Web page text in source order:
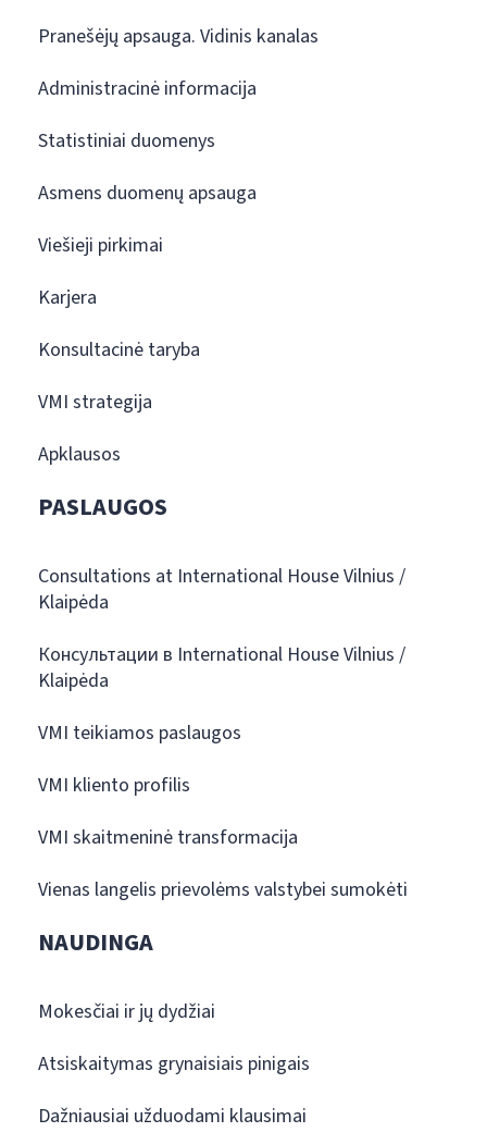
Pranešėjų apsauga. Vidinis kanalas
Administracinė informacija
Statistiniai duomenys
Asmens duomenų apsauga
Viešieji pirkimai
Karjera
Konsultacinė taryba
VMI strategija
Apklausos
PASLAUGOS
Consultations at International House Vilnius /
Klaipėda
Консультации в International House Vilnius /
Klaipėda
VMI teikiamos paslaugos
VMI kliento profilis
VMI skaitmeninė transformacija
Vienas langelis prievolėms valstybei sumokėti
NAUDINGA
Mokesčiai ir jų dydžiai
Atsiskaitymas grynaisiais pinigais
Dažniausiai užduodami klausimai